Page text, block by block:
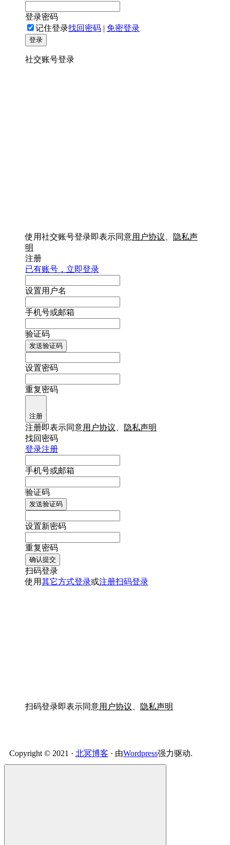
登录密码
记住登录找回密码 | 免密登录
登录
社交账号登录
使用社交账号登录即表示同意用户协议
隐私声
明
注册
已有账号，立即登录
设置用户名
手机号或邮箱
验证码
发送验证码
设置密码
重复密码
注册
注册即表示同意用户协议
隐私声明
找回密码
登录注册
手机号或邮箱
验证码
发送验证码
设置新密码
重复密码
确认提交
扫码登录
使用其它方式登录或注册扫码登录
扫码登录即表示同意用户协议 隐私声明
Copyright © 2021 · 北冥博客 · 由Wordpress强力驱动.